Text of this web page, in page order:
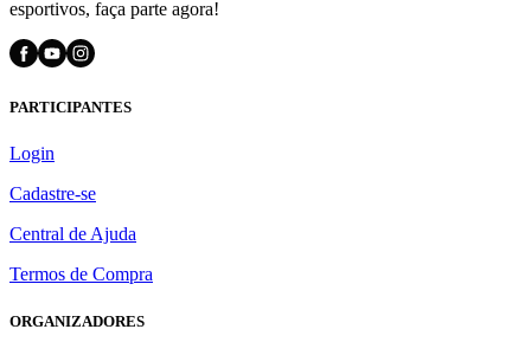
esportivos, faça parte agora!
PARTICIPANTES
Login
Cadastre-se
Central de Ajuda
Termos de Compra
ORGANIZADORES